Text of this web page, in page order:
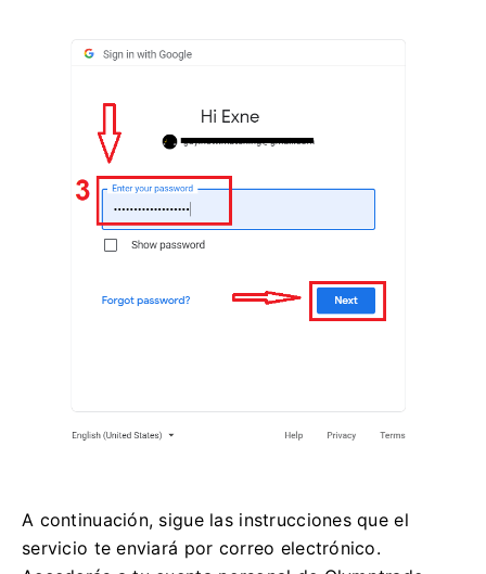
A continuación, sigue las instrucciones que el
servicio te enviará por correo electrónico.